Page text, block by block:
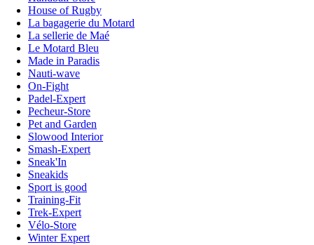
House of Rugby
La bagagerie du Motard
La sellerie de Maé
Le Motard Bleu
Made in Paradis
Nauti-wave
On-Fight
Padel-Expert
Pecheur-Store
Pet and Garden
Slowood Interior
Smash-Expert
Sneak'In
Sneakids
Sport is good
Training-Fit
Trek-Expert
Vélo-Store
Winter Expert